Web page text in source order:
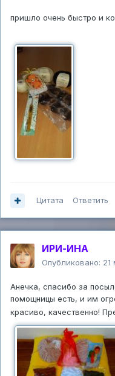
пришло очень быстро и
Цитата Ответить
ИРИ-ИНА
Опубликовано: 21
Анечка, спасибо за
помощницы есть, и им
красиво, качественно!